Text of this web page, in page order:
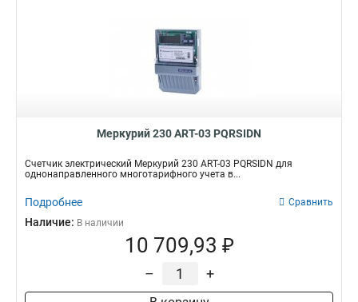
Меркурий 230 АRT-03 PQRSIDN
Счетчик электрический Меркурий 230 АRT-03 PQRSIDN для
однонаправленного многотарифного учета в...
Подробнее Сравнить
Наличие: В наличии
10 709,93 ₽
– +